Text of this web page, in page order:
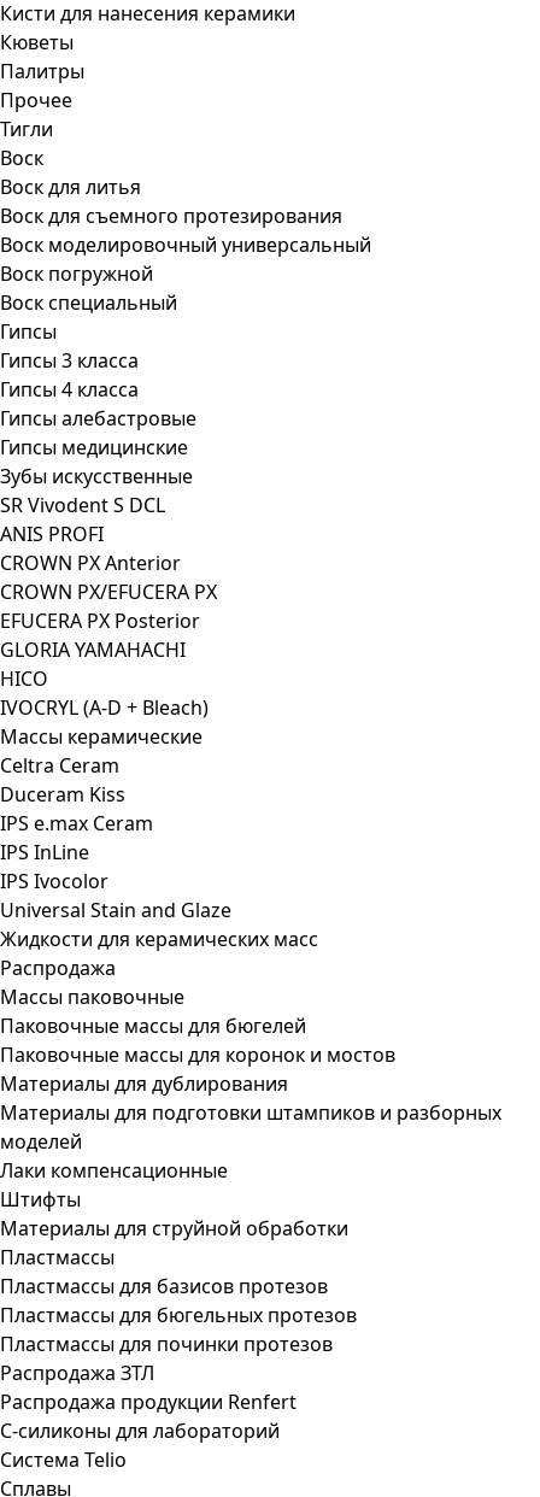
Кисти для нанесения керамики
Кюветы
Палитры
Прочее
Тигли
Воск
Воск для литья
Воск для съемного протезирования
Воск моделировочный универсальный
Воск погружной
Воск специальный
Гипсы
Гипсы 3 класса
Гипсы 4 класса
Гипсы алебастровые
Гипсы медицинские
Зубы искусственные
SR Vivodent S DCL
ANIS PROFI
CROWN PX Anterior
CROWN PX/EFUCERA PX
EFUCERA PX Posterior
GLORIA YAMAHACHI
HICO
IVOCRYL (A-D + Bleach)
Массы керамические
Celtra Ceram
Duceram Kiss
IPS e.max Ceram
IPS InLine
IPS Ivocolor
Universal Stain and Glaze
Жидкости для керамических масс
Распродажа
Массы паковочные
Паковочные массы для бюгелей
Паковочные массы для коронок и мостов
Материалы для дублирования
Материалы для подготовки штампиков и разборных
моделей
Лаки компенсационные
Штифты
Материалы для струйной обработки
Пластмассы
Пластмассы для базисов протезов
Пластмассы для бюгельных протезов
Пластмассы для починки протезов
Распродажа ЗТЛ
Распродажа продукции Renfert
С-силиконы для лабораторий
Система Telio
Сплавы